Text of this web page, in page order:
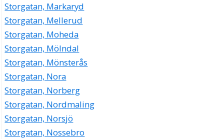
Storgatan, Markaryd
Storgatan, Mellerud
Storgatan, Moheda
Storgatan, Mölndal
Storgatan, Mönsterås
Storgatan, Nora
Storgatan, Norberg
Storgatan, Nordmaling
Storgatan, Norsjö
Storgatan, Nossebro